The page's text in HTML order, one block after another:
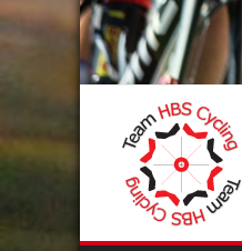
Team